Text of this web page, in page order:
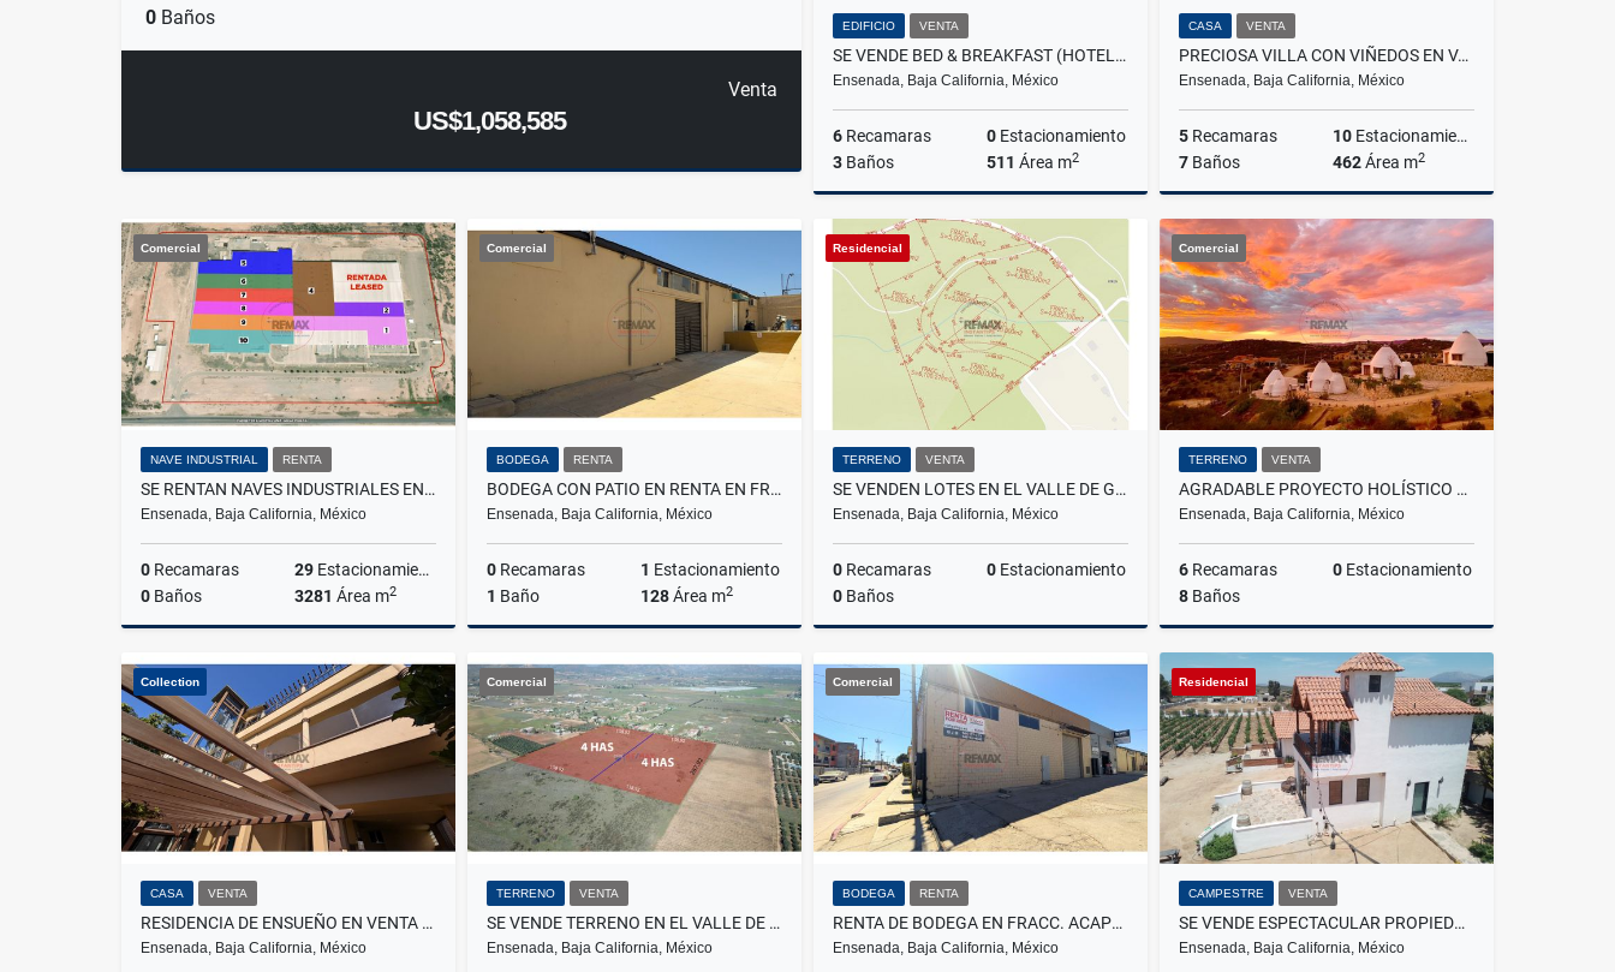
0 Baños
Venta
US$1,058,585
EDIFICIO VENTA
SE VENDE BED & BREAKFAST (HOTEL BOUTIQUE) EN ENSENADA
Ensenada, Baja California, México
6 Recamaras 0 Estacionamiento
3 Baños 511 Área m2
Venta
US$1,095,000
CASA VENTA
PRECIOSA VILLA CON VIÑEDOS EN VALLE DE GUADALUPE
Ensenada, Baja California, México
5 Recamaras 10 Estacionamiento
7 Baños 462Área m2
Venta
US$850,000
Comercial
NAVE INDUSTRIAL RENTA
SE RENTAN NAVES INDUSTRIALES EN MEXICO FRONTERA CON EUA
Ensenada, Baja California, México
0 Recamaras 29 Estacionamiento
0 Baños 3281 Área m2
Renta
US$14,100
Comercial
BODEGA RENTA
BODEGA CON PATIO EN RENTA EN FRACC. ACAPULCO
Ensenada, Baja California, México
0 Recamaras 1 Estacionamiento
1 Baño 128Área m2
Renta
US$1,650
Residencial
TERRENO VENTA
SE VENDEN LOTES EN EL VALLE DE GUADALUPE - FRACC. D
Ensenada, Baja California, México
0 Recamaras 0 Estacionamiento
0 Baños
Venta
$1,740,740
Comercial
TERRENO VENTA
AGRADABLE PROYECTO HOLÍSTICO EN SAN ANTONIO DE LAS MINAS
Ensenada, Baja California, México
6 Recamaras 0 Estacionamiento
8 Baños
Venta
US$1,380,000
Collection
CASA VENTA
RESIDENCIA DE ENSUEÑO EN VENTA EN CHAPULTEPEC II
Ensenada, Baja California, México
Comercial
TERRENO VENTA
SE VENDE TERRENO EN EL VALLE DE GUADALUPE.4 HECTAREAS
Ensenada, Baja California, México
Comercial
BODEGA RENTA
RENTA DE BODEGA EN FRACC. ACAPULCO
Ensenada, Baja California, México
Residencial
CAMPESTRE VENTA
SE VENDE ESPECTACULAR PROPIEDAD EN EL VALLE DE GUADALUPE
Ensenada, Baja California, México